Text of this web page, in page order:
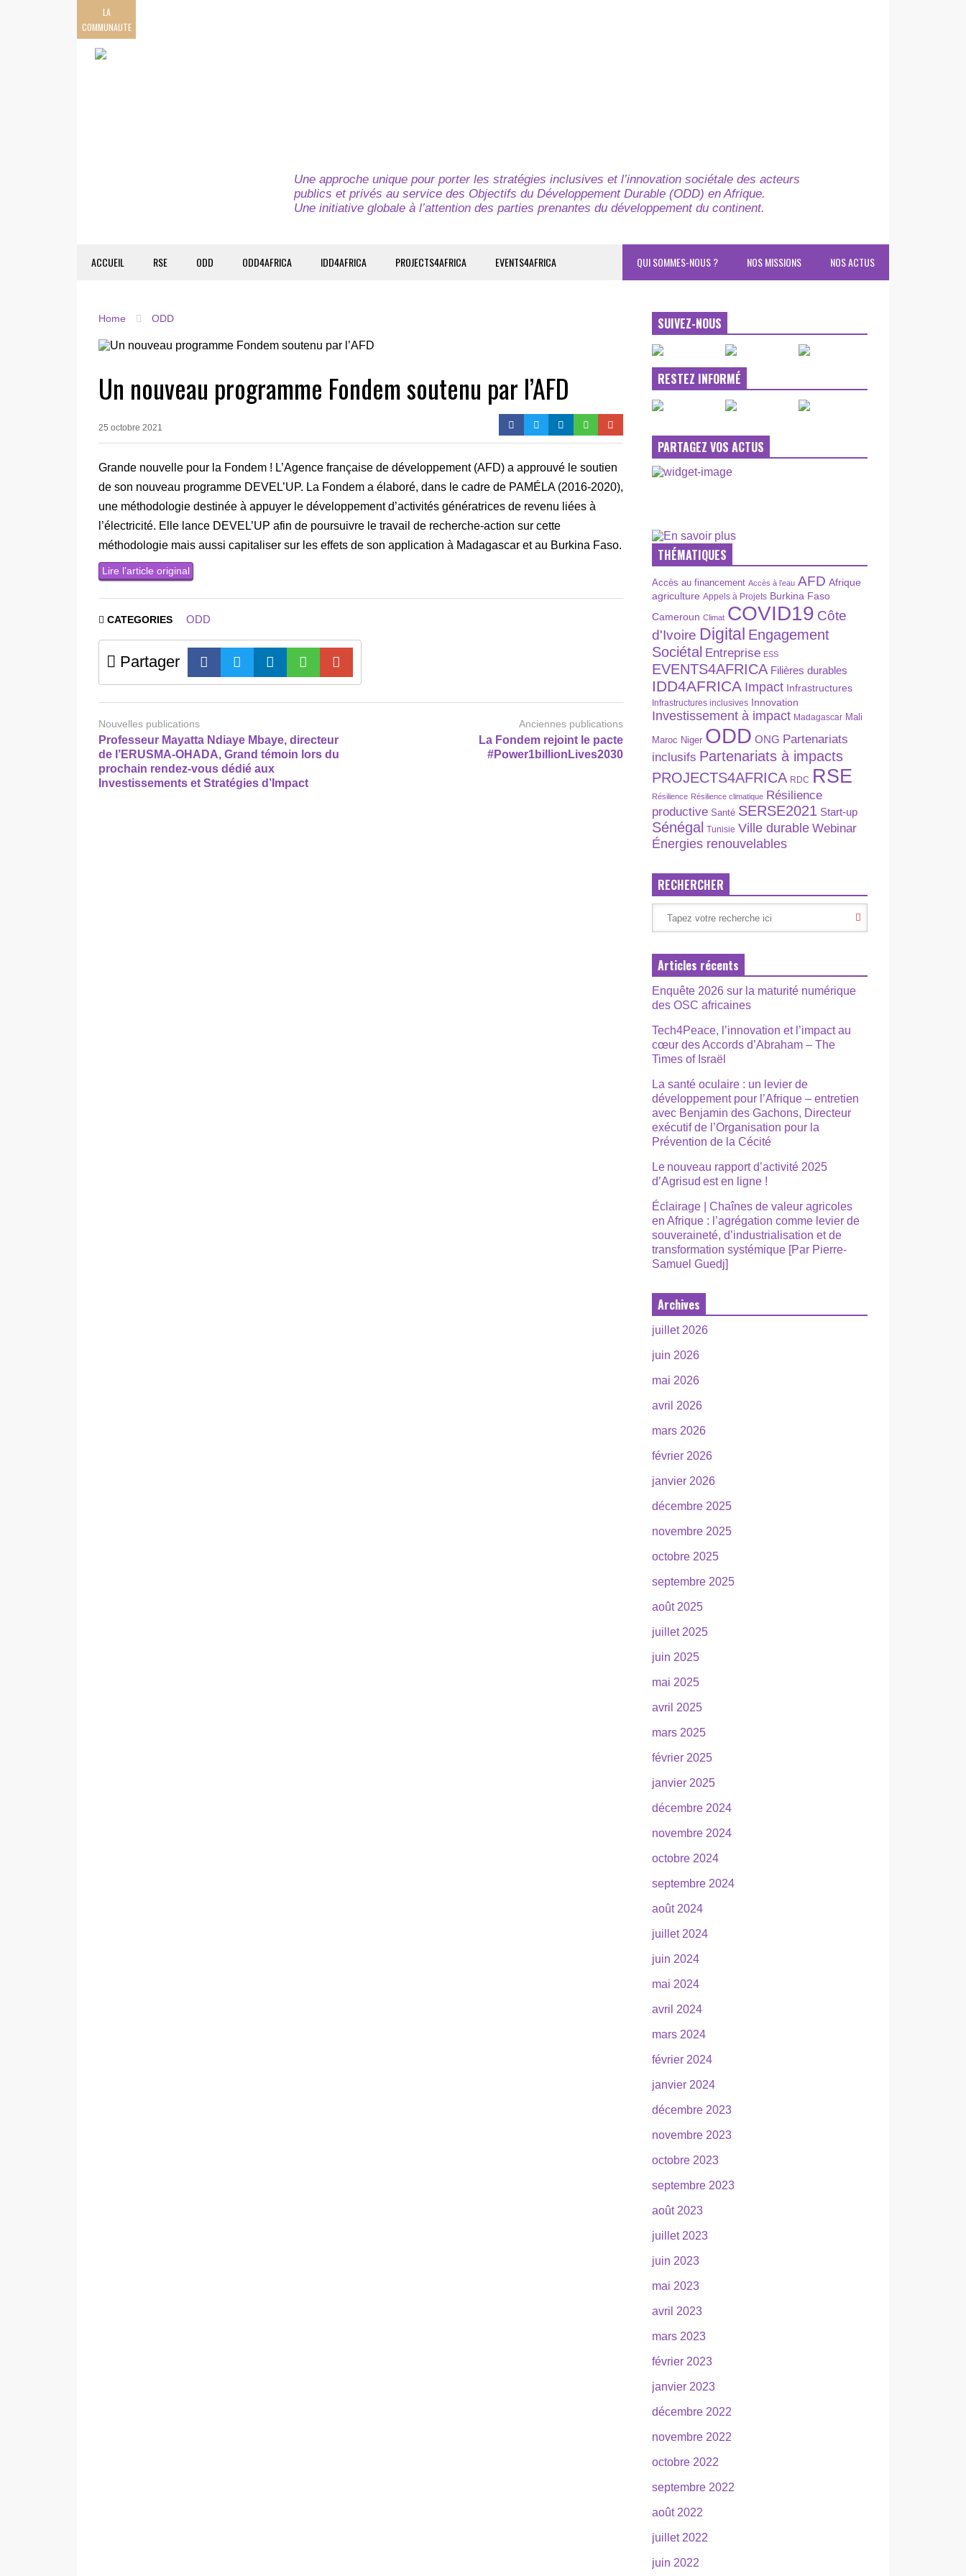
LA
COMMUNAUTE
Une approche unique pour porter les stratégies inclusives et l’innovation sociétale des acteurs
publics et privés au service des Objectifs du Développement Durable (ODD) en Afrique.
Une initiative globale à l’attention des parties prenantes du développement du continent.
ACCUEIL RSE ODD ODD4AFRICA IDD4AFRICA PROJECTS4AFRICA EVENTS4AFRICA NOS ACTUS
NOS MISSIONS
QUI SOMMES-NOUS ?
Home ODD
Un nouveau programme Fondem soutenu par l’AFD
25 octobre 2021
Grande nouvelle pour la Fondem ! L’Agence française de développement (AFD) a approuvé le soutien
de son nouveau programme DEVEL’UP. La Fondem a élaboré, dans le cadre de PAMÉLA (2016-2020),
une méthodologie destinée à appuyer le développement d’activités génératrices de revenu liées à
l’électricité. Elle lance DEVEL’UP afin de poursuivre le travail de recherche-action sur cette
méthodologie mais aussi capitaliser sur les effets de son application à Madagascar et au Burkina Faso.
Lire l’article original
CATEGORIES ODD
Partager
Nouvelles publications
Professeur Mayatta Ndiaye Mbaye, directeur
de l’ERUSMA-OHADA, Grand témoin lors du
prochain rendez-vous dédié aux
Investissements et Stratégies d’Impact
Anciennes publications
La Fondem rejoint le pacte
#Power1billionLives2030
SUIVEZ-NOUS
RESTEZ INFORMÉ
PARTAGEZ VOS ACTUS
THÉMATIQUES
Accès au financement Accès à l’eau AFD Afrique
agriculture Appels à Projets Burkina Faso
Cameroun Climat COVID19 Côte
d'Ivoire Digital Engagement
Sociétal Entreprise ESS
EVENTS4AFRICA Filières durables
IDD4AFRICA Impact Infrastructures
Infrastructures inclusives Innovation
Investissement à impact Madagascar Mali
Maroc Niger ODD ONG Partenariats
inclusifs Partenariats à impacts
PROJECTS4AFRICA RDC RSE
Résilience Résilience climatique Résilience
productive Santé SERSE2021 Start-up
Sénégal Tunisie Ville durable Webinar
Énergies renouvelables
RECHERCHER
Articles récents
Enquête 2026 sur la maturité numérique
des OSC africaines
Tech4Peace, l’innovation et l’impact au
cœur des Accords d’Abraham – The
Times of Israël
La santé oculaire : un levier de
développement pour l’Afrique – entretien
avec Benjamin des Gachons, Directeur
exécutif de l’Organisation pour la
Prévention de la Cécité
Le nouveau rapport d’activité 2025
d’Agrisud est en ligne !
Éclairage | Chaînes de valeur agricoles
en Afrique : l’agrégation comme levier de
souveraineté, d’industrialisation et de
transformation systémique [Par Pierre-
Samuel Guedj]
Archives
juillet 2026
juin 2026
mai 2026
avril 2026
mars 2026
février 2026
janvier 2026
décembre 2025
novembre 2025
octobre 2025
septembre 2025
août 2025
juillet 2025
juin 2025
mai 2025
avril 2025
mars 2025
février 2025
janvier 2025
décembre 2024
novembre 2024
octobre 2024
septembre 2024
août 2024
juillet 2024
juin 2024
mai 2024
avril 2024
mars 2024
février 2024
janvier 2024
décembre 2023
novembre 2023
octobre 2023
septembre 2023
août 2023
juillet 2023
juin 2023
mai 2023
avril 2023
mars 2023
février 2023
janvier 2023
décembre 2022
novembre 2022
octobre 2022
septembre 2022
août 2022
juillet 2022
juin 2022